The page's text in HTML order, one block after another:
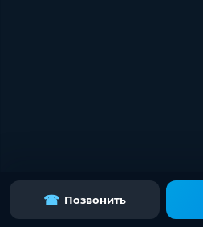
☎ Позвонить